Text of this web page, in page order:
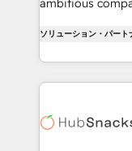
Growth-Driven
Sales
HubSpot COS
COS Design
ambitious
developing a
digital
results)! In short, our services include: - HubSpot
HubSpot
ソリューション・パート